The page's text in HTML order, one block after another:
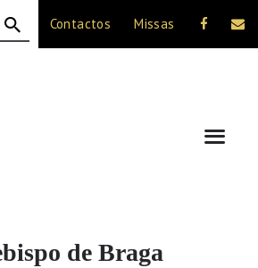
Contactos Missas
de Braga